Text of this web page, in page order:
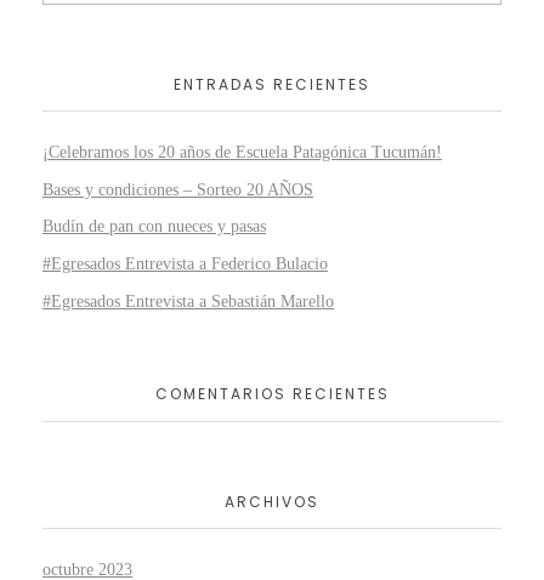
ENTRADAS RECIENTES
¡Celebramos los 20 años de Escuela Patagónica Tucumán!
Bases y condiciones – Sorteo 20 AÑOS
Budín de pan con nueces y pasas
#Egresados Entrevista a Federico Bulacio
#Egresados Entrevista a Sebastián Marello
COMENTARIOS RECIENTES
ARCHIVOS
octubre 2023